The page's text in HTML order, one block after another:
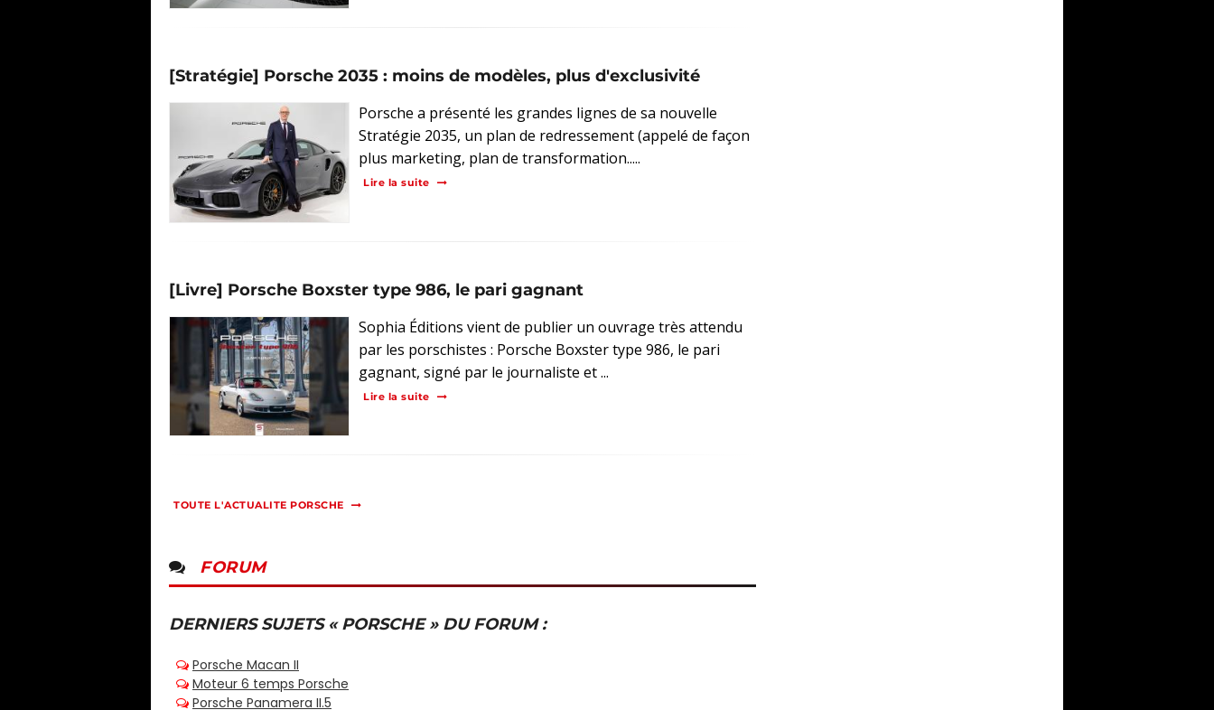
[Stratégie] Porsche 2035 : moins de modèles, plus d'exclusivité
Porsche a présenté les grandes lignes de sa nouvelle
Stratégie 2035, un plan de redressement (appelé de façon
plus marketing, plan de transformation.....
Lire la suite
[Livre] Porsche Boxster type 986, le pari gagnant
Sophia Éditions vient de publier un ouvrage très attendu
par les porschistes : Porsche Boxster type 986, le pari
gagnant, signé par le journaliste et ...
Lire la suite
TOUTE L'ACTUALITE PORSCHE
FORUM
DERNIERS SUJETS « PORSCHE » DU FORUM :